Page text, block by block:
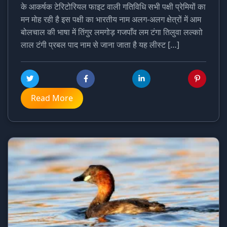
के आकर्षक टेरिटोरियल फाइट वाली गतिविधि सभी पक्षी प्रेमियों का
मन मोह रही है इस पक्षी का भारतीय नाम अलग-अलग क्षेत्रों में आम
बोलचाल की भाषा में तिंगुर लमगोड़ गजपाँव लम टंगा तिलुवा लल्काो
लाल टंगी प्रबल पाद नाम से जाना जाता है यह लीस्ट […]
Read More